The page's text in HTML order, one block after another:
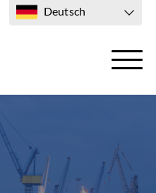
Deutsch